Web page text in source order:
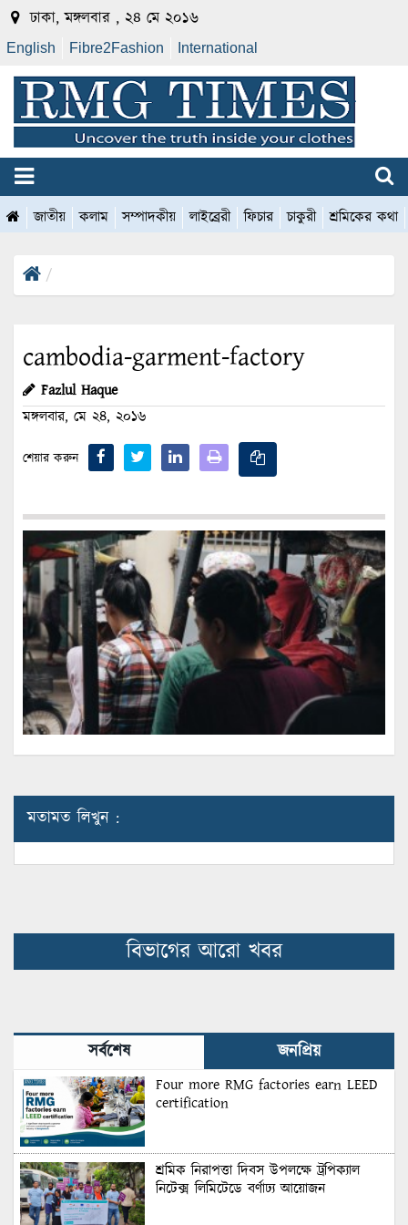
ঢাকা, মঙ্গলবার , ২৪ মে ২০১৬
English Fibre2Fashion International
জাতীয় কলাম সম্পাদকীয় লাইব্রেরী ফিচার চাকুরী শ্রমিকের কথা
cambodia-garment-factory
Fazlul Haque
মঙ্গলবার, মে ২৪, ২০১৬
শেয়ার করুন
মতামত লিখুন :
বিভাগের আরো খবর
সর্বশেষ জনপ্রিয়
Four more RMG factories earn LEED
certification
শ্রমিক নিরাপত্তা দিবস উপলক্ষে ট্রপিক্যাল
নিটেক্স লিমিটেডে বর্ণাঢ্য আয়োজন